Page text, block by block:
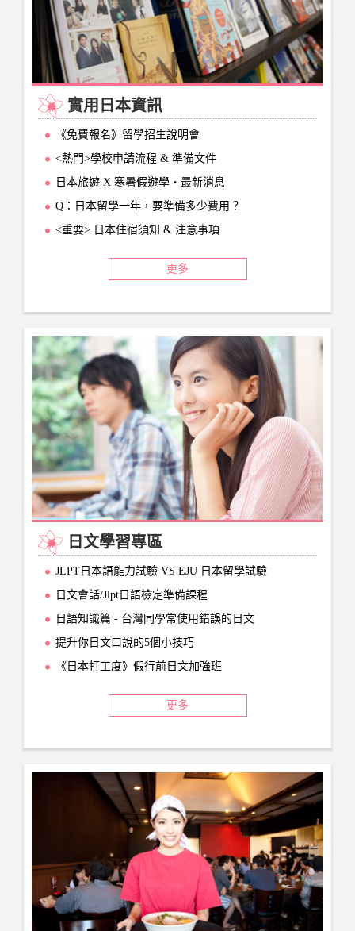
實用日本資訊
《免費報名》留學招生說明會
<熱門>學校申請流程 & 準備文件
日本旅遊 X 寒暑假遊學‧最新消息
Q：日本留學一年，要準備多少費用？
<重要> 日本住宿須知 & 注意事項
更多
日文學習專區
JLPT日本語能力試驗 VS EJU 日本留學試驗
日文會話/Jlpt日語檢定準備課程
日語知識篇 - 台灣同學常使用錯誤的日文
提升你日文口說的5個小技巧
《日本打工度》假行前日文加強班
更多